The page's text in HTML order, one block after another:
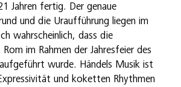
Jahren fertig. Der genaue
und die Uraufführung liegen im
wahrscheinlich, dass die
im Rahmen der Jahresfeier des
wurde. Händels Musik ist
und koketten Rhythmen